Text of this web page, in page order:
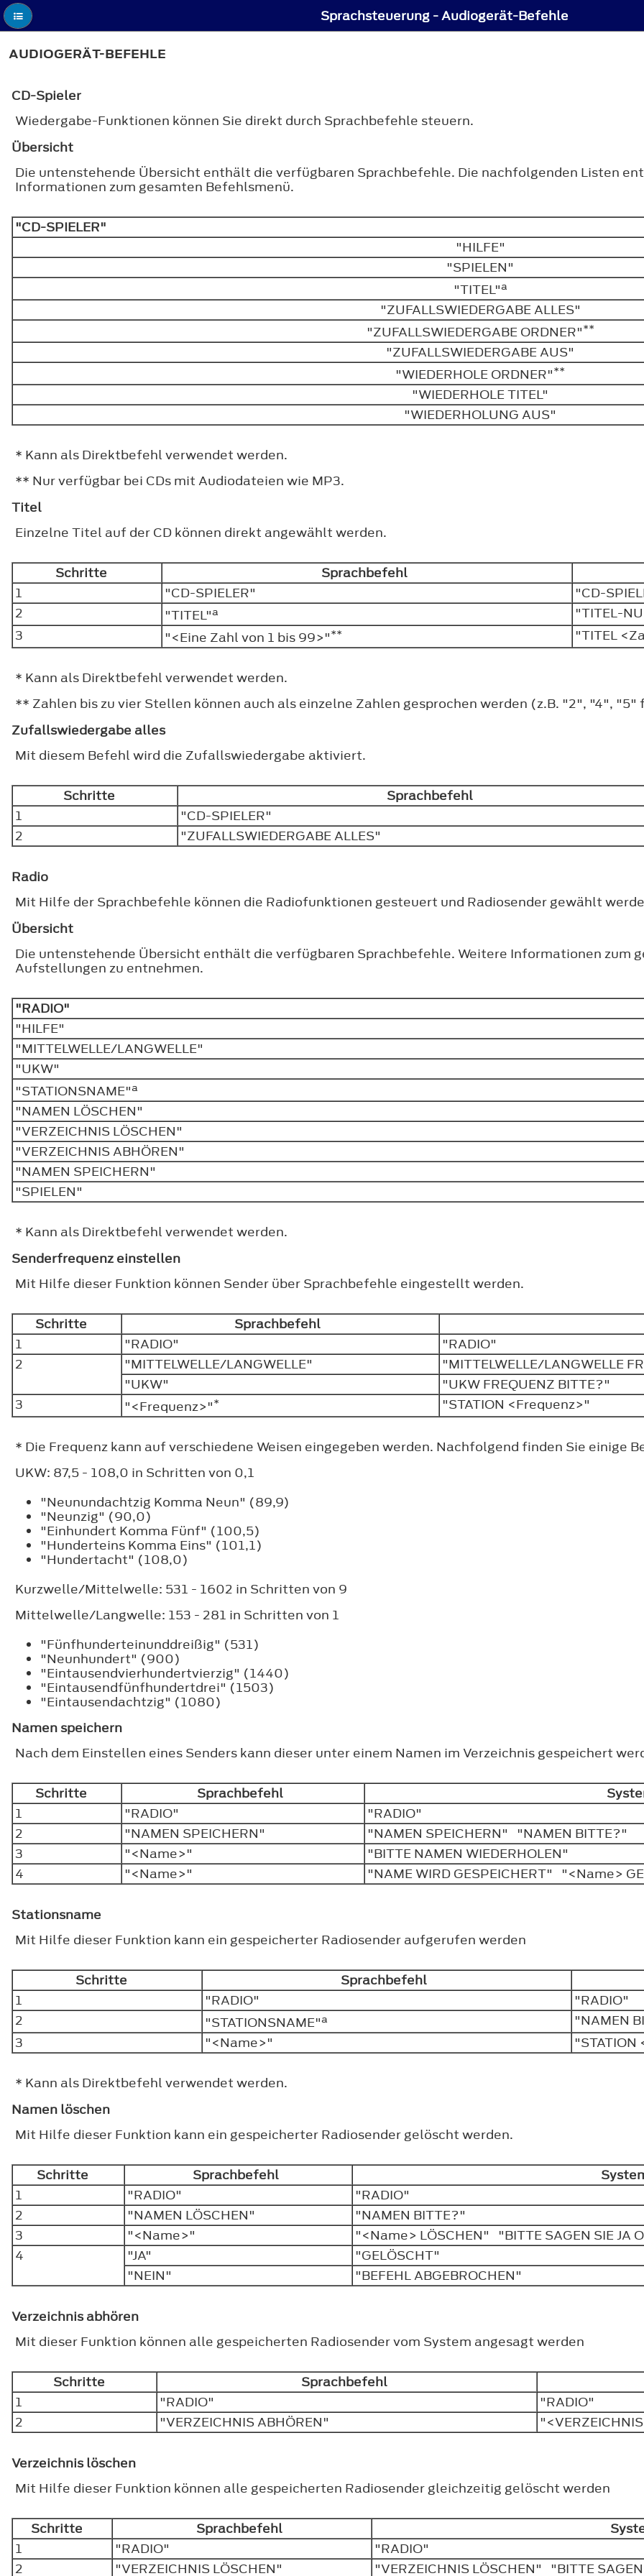
Sprachsteuerung - Audiogerät-Befehle
AUDIOGERÄT-BEFEHLE
CD-Spieler
Wiedergabe-Funktionen können Sie direkt durch Sprachbefehle steuern.
Übersicht
Die untenstehende Übersicht enthält die verfügbaren Sprachbefehle. Die nachfolgenden Listen
Informationen zum gesamten Befehlsmenü.
"CD-SPIELER"
"HILFE"
"SPIELEN"
"TITEL"a
"ZUFALLSWIEDERGABE ALLES"
"ZUFALLSWIEDERGABE ORDNER"**
"ZUFALLSWIEDERGABE AUS"
"WIEDERHOLE ORDNER"**
"WIEDERHOLE TITEL"
"WIEDERHOLUNG AUS"
* Kann als Direktbefehl verwendet werden.
** Nur verfügbar bei CDs mit Audiodateien wie MP3.
Titel
Einzelne Titel auf der CD können direkt angewählt werden.
Schritte Sprachbefehl
1
"CD-SPIELER"
"CD-
2
"TITEL"a
"TITEL-
3
"<Eine Zahl von 1 bis 99>"** "TITEL
* Kann als Direktbefehl verwendet werden.
** Zahlen bis zu vier Stellen können auch als einzelne Zahlen gesprochen werden (z.B. "2", "4",
Zufallswiedergabe alles
Mit diesem Befehl wird die Zufallswiedergabe aktiviert.
Schritte Sprachbefehl
1
"CD-SPIELER"
2
"ZUFALLSWIEDERGABE ALLES"
Radio
Mit Hilfe der Sprachbefehle können die Radiofunktionen gesteuert und Radiosender gewählt
Übersicht
Die untenstehende Übersicht enthält die verfügbaren Sprachbefehle. Weitere Informationen zum
Aufstellungen zu entnehmen.
"RADIO"
"HILFE"
"MITTELWELLE/LANGWELLE"
"UKW"
"STATIONSNAME"a
"NAMEN LÖSCHEN"
"VERZEICHNIS LÖSCHEN"
"VERZEICHNIS ABHÖREN"
"NAMEN SPEICHERN"
"SPIELEN"
* Kann als Direktbefehl verwendet werden.
Senderfrequenz einstellen
Mit Hilfe dieser Funktion können Sender über Sprachbefehle eingestellt werden.
Schritte Sprachbefehl
1
"RADIO"
"RADIO"
2
"MITTELWELLE/LANGWELLE"
"MITTELWELLE/LANGWELLE
"UKW"
"UKW FREQUENZ BITTE?"
3
"<Frequenz>"* "STATION <Frequenz>"
* Die Frequenz kann auf verschiedene Weisen eingegeben werden. Nachfolgend finden Sie einige
UKW: 87,5 - 108,0 in Schritten von 0,1
"Neunundachtzig Komma Neun" (89,9)
"Neunzig" (90,0)
"Einhundert Komma Fünf" (100,5)
"Hunderteins Komma Eins" (101,1)
"Hundertacht" (108,0)
Kurzwelle/Mittelwelle: 531 - 1602 in Schritten von 9
Mittelwelle/Langwelle: 153 - 281 in Schritten von 1
"Fünfhunderteinunddreißig" (531)
"Neunhundert" (900)
"Eintausendvierhundertvierzig" (1440)
"Eintausendfünfhundertdrei" (1503)
"Eintausendachtzig" (1080)
Namen speichern
Nach dem Einstellen eines Senders kann dieser unter einem Namen im Verzeichnis gespeichert
Schritte Sprachbefehl
1
"RADIO"
"RADIO"
2
"NAMEN SPEICHERN"
"NAMEN SPEICHERN" "NAMEN BITTE?"
3
"<Name>"
"BITTE NAMEN WIEDERHOLEN"
4
"<Name>" "NAME WIRD GESPEICHERT" "<Name>
Stationsname
Mit Hilfe dieser Funktion kann ein gespeicherter Radiosender aufgerufen werden
Schritte Sprachbefehl
1
"RADIO"
"RADIO"
2
"STATIONSNAME"a
"NAMEN
3
"<Name>" "STATION
* Kann als Direktbefehl verwendet werden.
Namen löschen
Mit Hilfe dieser Funktion kann ein gespeicherter Radiosender gelöscht werden.
Schritte Sprachbefehl
1
"RADIO"
"RADIO"
2
"NAMEN LÖSCHEN"
"NAMEN BITTE?"
3
"<Name>"
"<Name> LÖSCHEN" "BITTE SAGEN SIE JA
4
"JA"
"GELÖSCHT"
"NEIN"
"BEFEHL ABGEBROCHEN"
Verzeichnis abhören
Mit dieser Funktion können alle gespeicherten Radiosender vom System angesagt werden
Schritte Sprachbefehl
1
"RADIO"
"RADIO"
2
"VERZEICHNIS ABHÖREN"
Verzeichnis löschen
Mit Hilfe dieser Funktion können alle gespeicherten Radiosender gleichzeitig gelöscht werden
Schritte Sprachbefehl
1
"RADIO"
"RADIO"
2
"VERZEICHNIS LÖSCHEN" "VERZEICHNIS LÖSCHEN" "BITTE SAGEN